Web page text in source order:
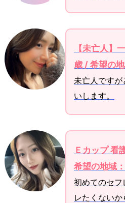
【未亡人】
歳 / 希望の
未亡人です
いします。
Ｅカップ 看
希望の地域
初めてのセ
レたくないか